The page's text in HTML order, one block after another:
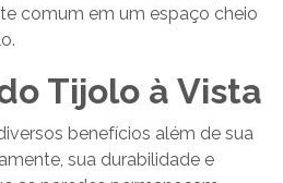
comum em um espaço cheio
Tijolo à Vista
benefícios além de sua
sua durabilidade e